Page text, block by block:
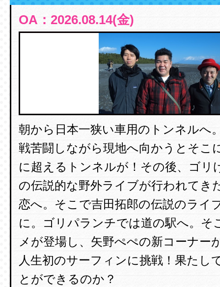
OA：2026.08.14(金)
朝から日本一狭い車用のトンネルへ
戦苦闘しながら現地へ向かうとそこ
に超えるトンネルが！その後、ゴリ
の伝説的な野外ライブが行われてき
恋へ。そこで吉田拓郎の伝説のライ
に。ゴリパランチでは道の駅へ。そ
メが登場し、矢野ぺぺの新コーナー
人生初のサーフィンに挑戦！果たし
とができるのか？